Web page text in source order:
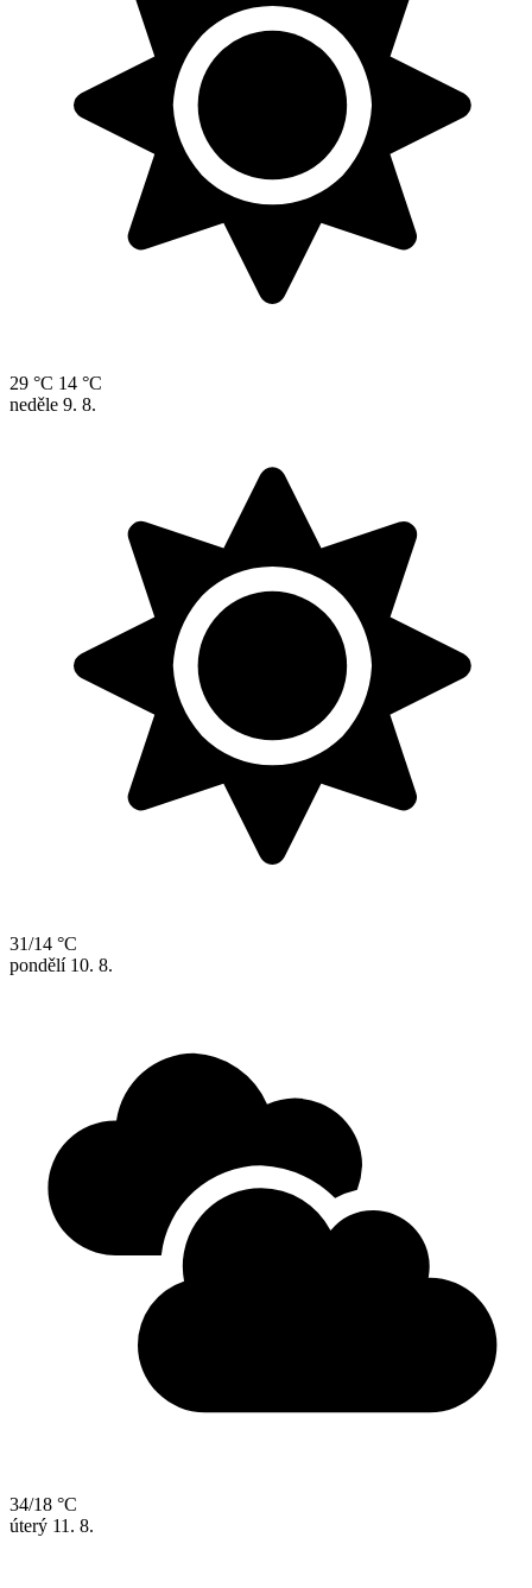
29 °C 14 °C
neděle 9. 8.
31/14 °C
pondělí 10. 8.
34/18 °C
úterý 11. 8.